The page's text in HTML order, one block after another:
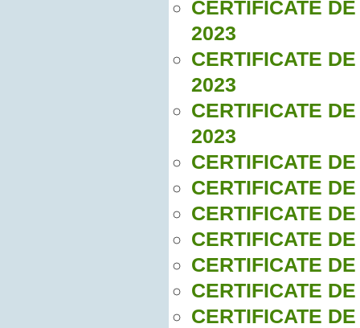
CERTIFICATE
2023
CERTIFICATE
2023
CERTIFICATE
2023
CERTIFICATE
CERTIFICATE
CERTIFICATE
CERTIFICATE
CERTIFICATE
CERTIFICATE
CERTIFICATE